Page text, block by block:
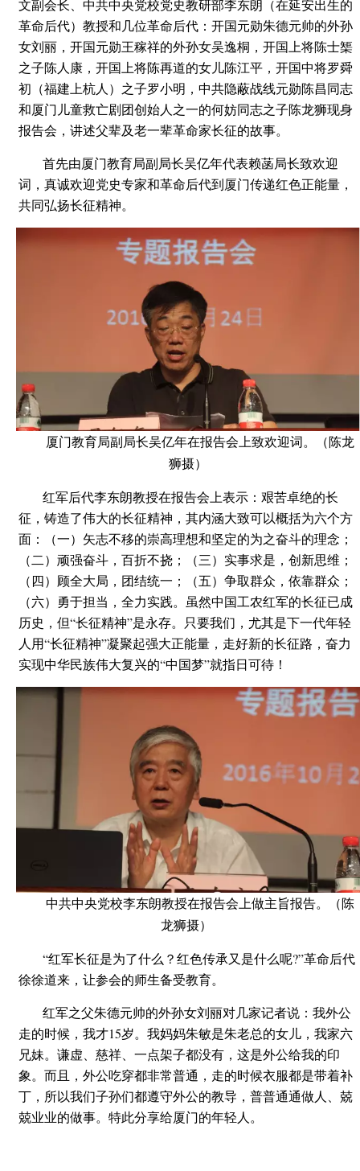
文副会长、中共中央党校党史教研部李东朗（在延安出生的
革命后代）教授和几位革命后代：开国元勋朱德元帅的外孙
女刘丽，开国元勋王稼祥的外孙女吴逸桐，开国上将陈士榘
之子陈人康，开国上将陈再道的女儿陈江平，开国中将罗舜
初（福建上杭人）之子罗小明，中共隐蔽战线元勋陈昌同志
和厦门儿童救亡剧团创始人之一的何妨同志之子陈龙狮现身
报告会，讲述父辈及老一辈革命家长征的故事。
首先由厦门教育局副局长吴亿年代表赖菡局长致欢迎
词，真诚欢迎党史专家和革命后代到厦门传递红色正能量，
共同弘扬长征精神。
厦门教育局副局长吴亿年在报告会上致欢迎词。（陈龙
狮摄）
红军后代李东朗教授在报告会上表示：艰苦卓绝的长
征，铸造了伟大的长征精神，其内涵大致可以概括为六个方
面：（一）矢志不移的崇高理想和坚定的为之奋斗的理念；
（二）顽强奋斗，百折不挠；（三）实事求是，创新思维；
（四）顾全大局，团结统一；（五）争取群众，依靠群众；
（六）勇于担当，全力实践。虽然中国工农红军的长征已成
历史，但“长征精神”是永存。只要我们，尤其是下一代年轻
人用“长征精神”凝聚起强大正能量，走好新的长征路，奋力
实现中华民族伟大复兴的“中国梦”就指日可待！
中共中央党校李东朗教授在报告会上做主旨报告。（陈
龙狮摄）
“红军长征是为了什么？红色传承又是什么呢?”革命后代
徐徐道来，让参会的师生备受教育。
红军之父朱德元帅的外孙女刘丽对几家记者说：我外公
走的时候，我才15岁。我妈妈朱敏是朱老总的女儿，我家六
兄妹。谦虚、慈祥、一点架子都没有，这是外公给我的印
象。而且，外公吃穿都非常普通，走的时候衣服都是带着补
丁，所以我们子孙们都遵守外公的教导，普普通通做人、兢
兢业业的做事。特此分享给厦门的年轻人。